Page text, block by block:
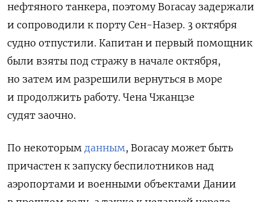
нефтяного танкера, поэтому Boracay задержали
и сопроводили к порту Сен-Назер. 3 октября
судно отпустили. Капитан и первый помощник
были взяты под стражу в начале октября,
но затем им разрешили вернуться в море
и продолжить работу. Чена Чжанцзе
судят заочно.
По некоторым данным, Boracay может быть
причастен к запуску беспилотников над
аэропортами и военными объектами Дании